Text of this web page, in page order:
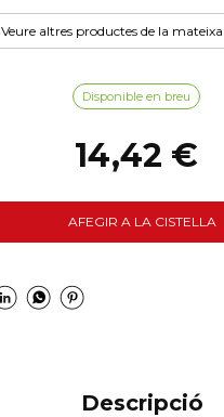
Veure altres productes de la mateixa
Disponible en breu
14,42 €
AFEGIR A LA CISTELLA
Descripció